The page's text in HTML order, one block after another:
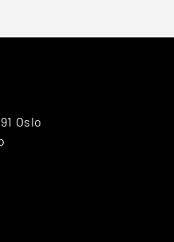
Oslo